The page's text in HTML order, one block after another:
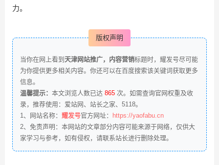
力。
版权声明
当你在网上看到 天津网站推广，内容营销标题时，耀发号尽可能
为你提供更多相关内容。你还可以在百度搜索该关键词获取更多
信息。
温馨提示： 本文浏览人数已达 865 次。如需查询官网权重及收
录，推荐使用： 爱站网 、 站长之家、 5118。
1、网站名称： 耀发号官方网址：
https://yaofabu.cn
2、免责声明：本网站的文章部分内容可能来源于网络，仅供大
家学习与参考，如有侵权，请联系站长进行删除处理。